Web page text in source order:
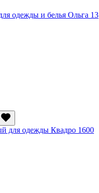
одежды и белья Ольга 13
для одежды Квадро 1600